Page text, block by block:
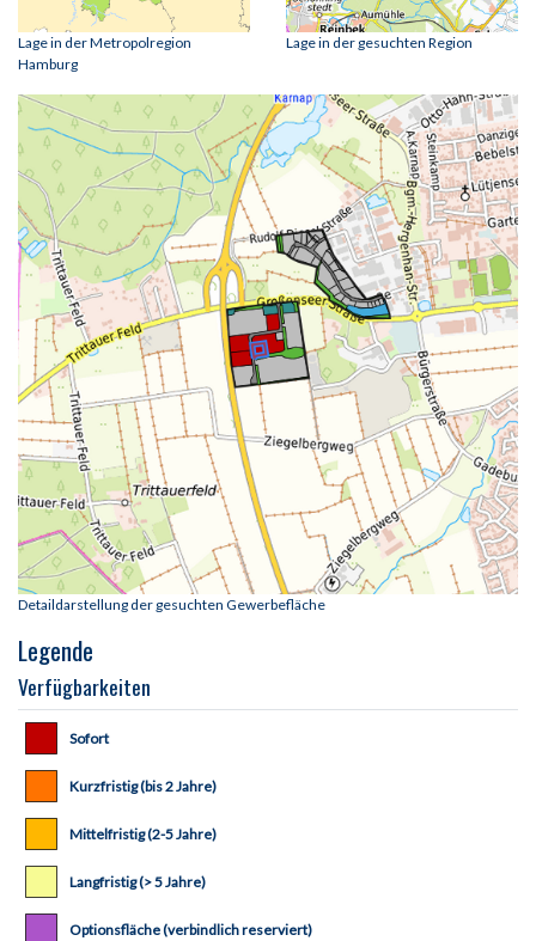
Lage in der Metropolregion
Hamburg
Lage in der gesuchten Region
Detaildarstellung der gesuchten Gewerbefläche
Legende
Verfügbarkeiten
Sofort
Kurzfristig (bis 2 Jahre)
Mittelfristig (2-5 Jahre)
Langfristig (> 5 Jahre)
Optionsfläche (verbindlich reserviert)